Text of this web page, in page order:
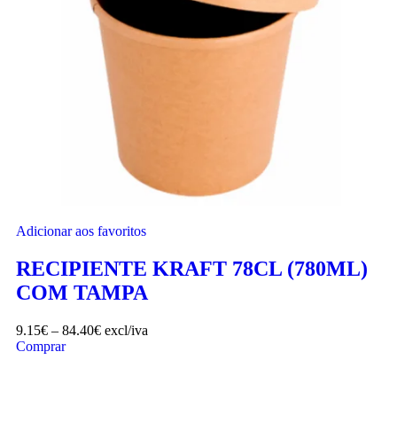
Adicionar aos favoritos
RECIPIENTE KRAFT 78CL (780ML)
COM TAMPA
9.15€ – 84.40€ excl/iva
Comprar